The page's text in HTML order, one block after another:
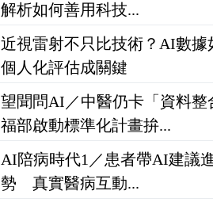
解析如何善用科技...
近視雷射不只比技術？AI數據
個人化評估成關鍵
望聞問AI／中醫仍卡「資料
福部啟動標準化計畫拚...
AI陪病時代1／患者帶AI建議
勢 真實醫病互動...